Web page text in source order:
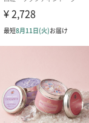
します。ギフトへ